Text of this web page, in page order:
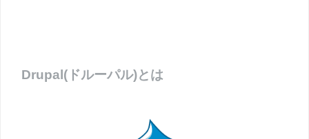
Drupal(ドルーパル)とは